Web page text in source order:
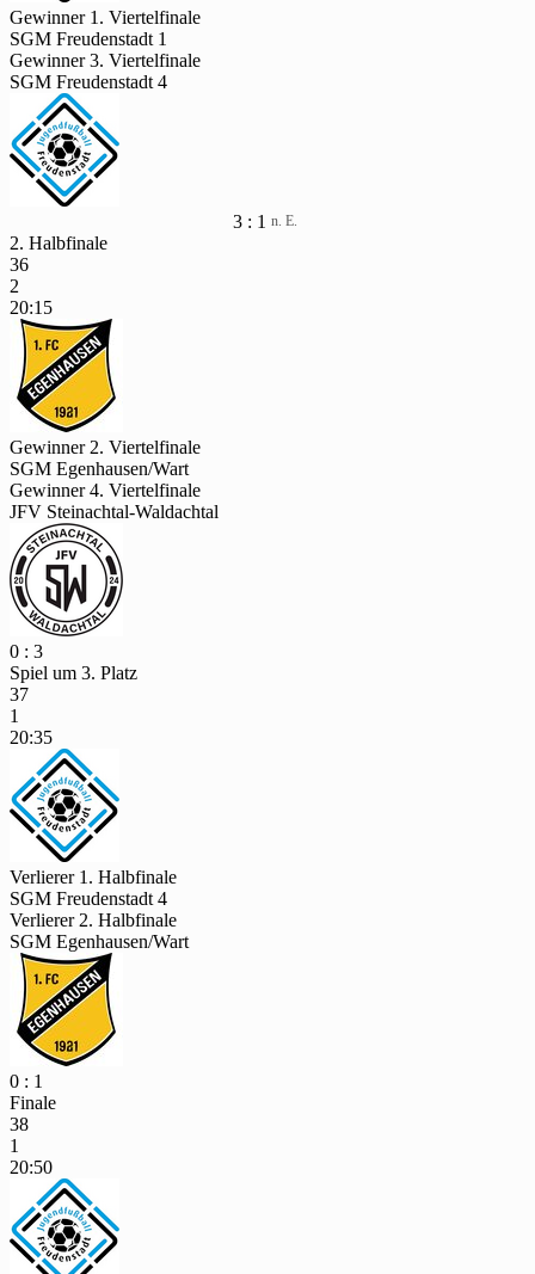
Gewinner 1. Viertelfinale
SGM Freudenstadt 1
Gewinner 3. Viertelfinale
SGM Freudenstadt 4
3 : 1 n. E.
2. Halbfinale
36
2
20:15
Gewinner 2. Viertelfinale
SGM Egenhausen/Wart
Gewinner 4. Viertelfinale
JFV Steinachtal-Waldachtal
0 : 3
Spiel um 3. Platz
37
1
20:35
Verlierer 1. Halbfinale
SGM Freudenstadt 4
Verlierer 2. Halbfinale
SGM Egenhausen/Wart
0 : 1
Finale
38
1
20:50